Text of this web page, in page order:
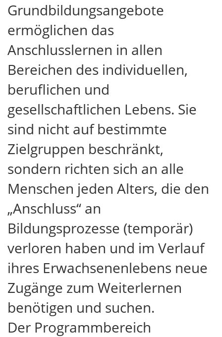
Grundbildungsangebote
ermöglichen das
Anschlusslernen in allen
Bereichen des individuellen,
beruflichen und
gesellschaftlichen Lebens. Sie
sind nicht auf bestimmte
Zielgruppen beschränkt,
sondern richten sich an alle
Menschen jeden Alters, die den
„Anschluss“ an
Bildungsprozesse (temporär)
verloren haben und im Verlauf
ihres Erwachsenenlebens neue
Zugänge zum Weiterlernen
benötigen und suchen.
Der Programmbereich